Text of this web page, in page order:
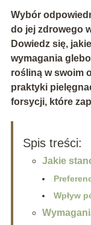
Wybór
do jej zdrowego
Dowiedz się,
wymagania
rośliną w swoim
praktyki
forsycji, które
Spis treści:
Jakie
Wpływ